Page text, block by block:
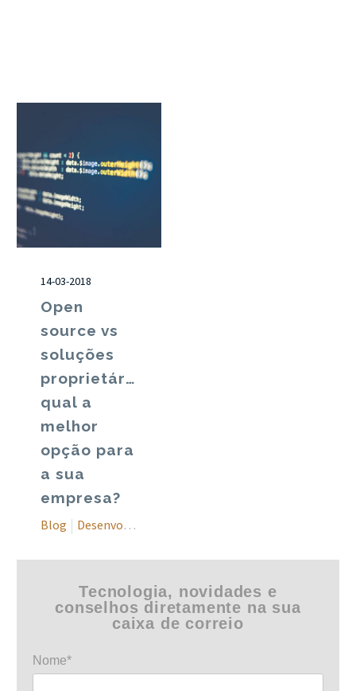
14-03-2018
Open
source vs
soluções
proprietárias:
qual a
melhor
opção para
a sua
empresa?
Blog Desenvolvimento de software
Tecnologia, novidades e
conselhos diretamente na sua
caixa de correio
Nome*